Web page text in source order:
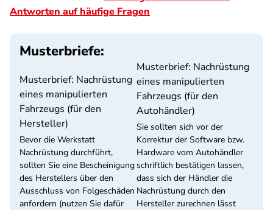
Antworten auf häufige Fragen
Musterbriefe:
Musterbrief: Nachrüstung
eines manipulierten
Fahrzeugs (für den
Hersteller)
Bevor die Werkstatt
Nachrüstung durchführt,
sollten Sie eine Bescheinigung
des Herstellers über den
Ausschluss von Folgeschäden
anfordern (nutzen Sie dafür
Musterbrief: Nachrüstung
eines manipulierten
Fahrzeugs (für den
Autohändler)
Sie sollten sich vor der
Korrektur der Software bzw.
Hardware vom Autohändler
schriftlich bestätigen lassen,
dass sich der Händler die
Nachrüstung durch den
Hersteller zurechnen lässt